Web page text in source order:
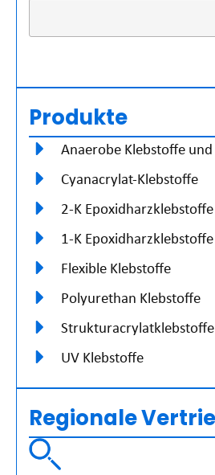
Produkte
Anaerobe Klebstoffe
Cyanacrylat-Klebstoffe
2-K Epoxidharzklebstoffe
1-K Epoxidharzklebstoffe
Flexible Klebstoffe
Polyurethan Klebstoffe
Strukturacrylatklebstoffe
UV Klebstoffe
Regionale